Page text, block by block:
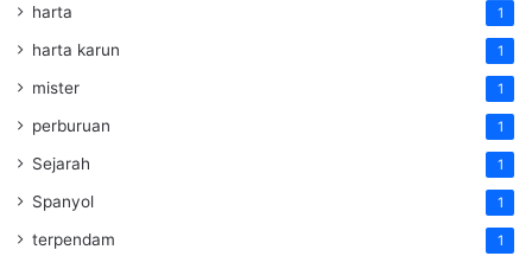
harta 1
harta karun 1
mister 1
perburuan 1
Sejarah 1
Spanyol 1
terpendam 1